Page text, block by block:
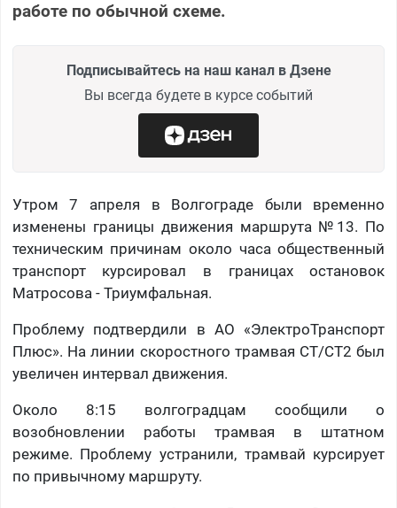
работе по обычной схеме.
Подписывайтесь на наш канал в Дзене
Вы всегда будете в курсе событий
Утром 7 апреля в Волгограде были временно
изменены границы движения маршрута №13. По
техническим причинам около часа общественный
транспорт курсировал в границах остановок
Матросова - Триумфальная.
Проблему подтвердили в АО «ЭлектроТранспорт
Плюс». На линии скоростного трамвая СТ/СТ2 был
увеличен интервал движения.
Около 8:15 волгоградцам сообщили о
возобновлении работы трамвая в штатном
режиме. Проблему устранили, трамвай курсирует
по привычному маршруту.